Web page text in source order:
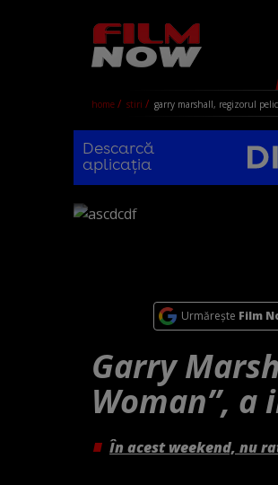
home stiri garry marshall, regizorul
Descarcă
aplicația
Urmărește Film
Garry
Woman”,
În acest weekend, nu